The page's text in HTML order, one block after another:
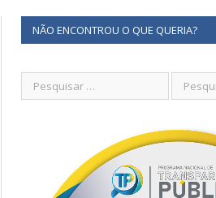
NÃO ENCONTROU O QUE QUERIA?